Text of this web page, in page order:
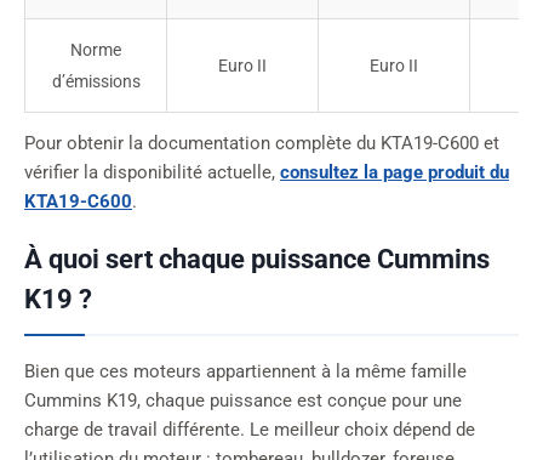
Norme
d’émissions
Euro II Euro II
Pour obtenir la documentation complète du KTA19-C600 et
vérifier la disponibilité actuelle, consultez la page produit du
KTA19-C600.
À quoi sert chaque puissance Cummins
K19 ?
Bien que ces moteurs appartiennent à la même famille
Cummins K19, chaque puissance est conçue pour une
charge de travail différente. Le meilleur choix dépend de